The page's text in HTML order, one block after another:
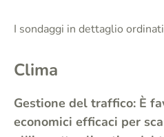
I sondaggi in dettaglio
Clima
Gestione del traffico: È
economici efficaci per